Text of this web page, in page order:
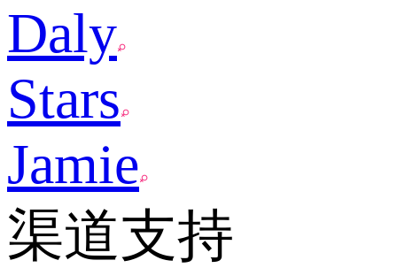
Daly
Stars
Jamie
渠道支持